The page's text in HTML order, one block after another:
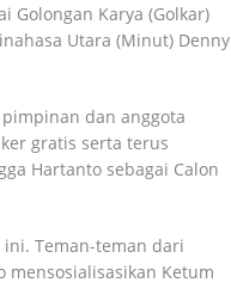
Golongan Karya (Golkar)
Utara (Minut) Denny
dan anggota
gratis serta terus
Hartanto sebagai Calon
Teman-teman dari
mensosialisasikan Ketum